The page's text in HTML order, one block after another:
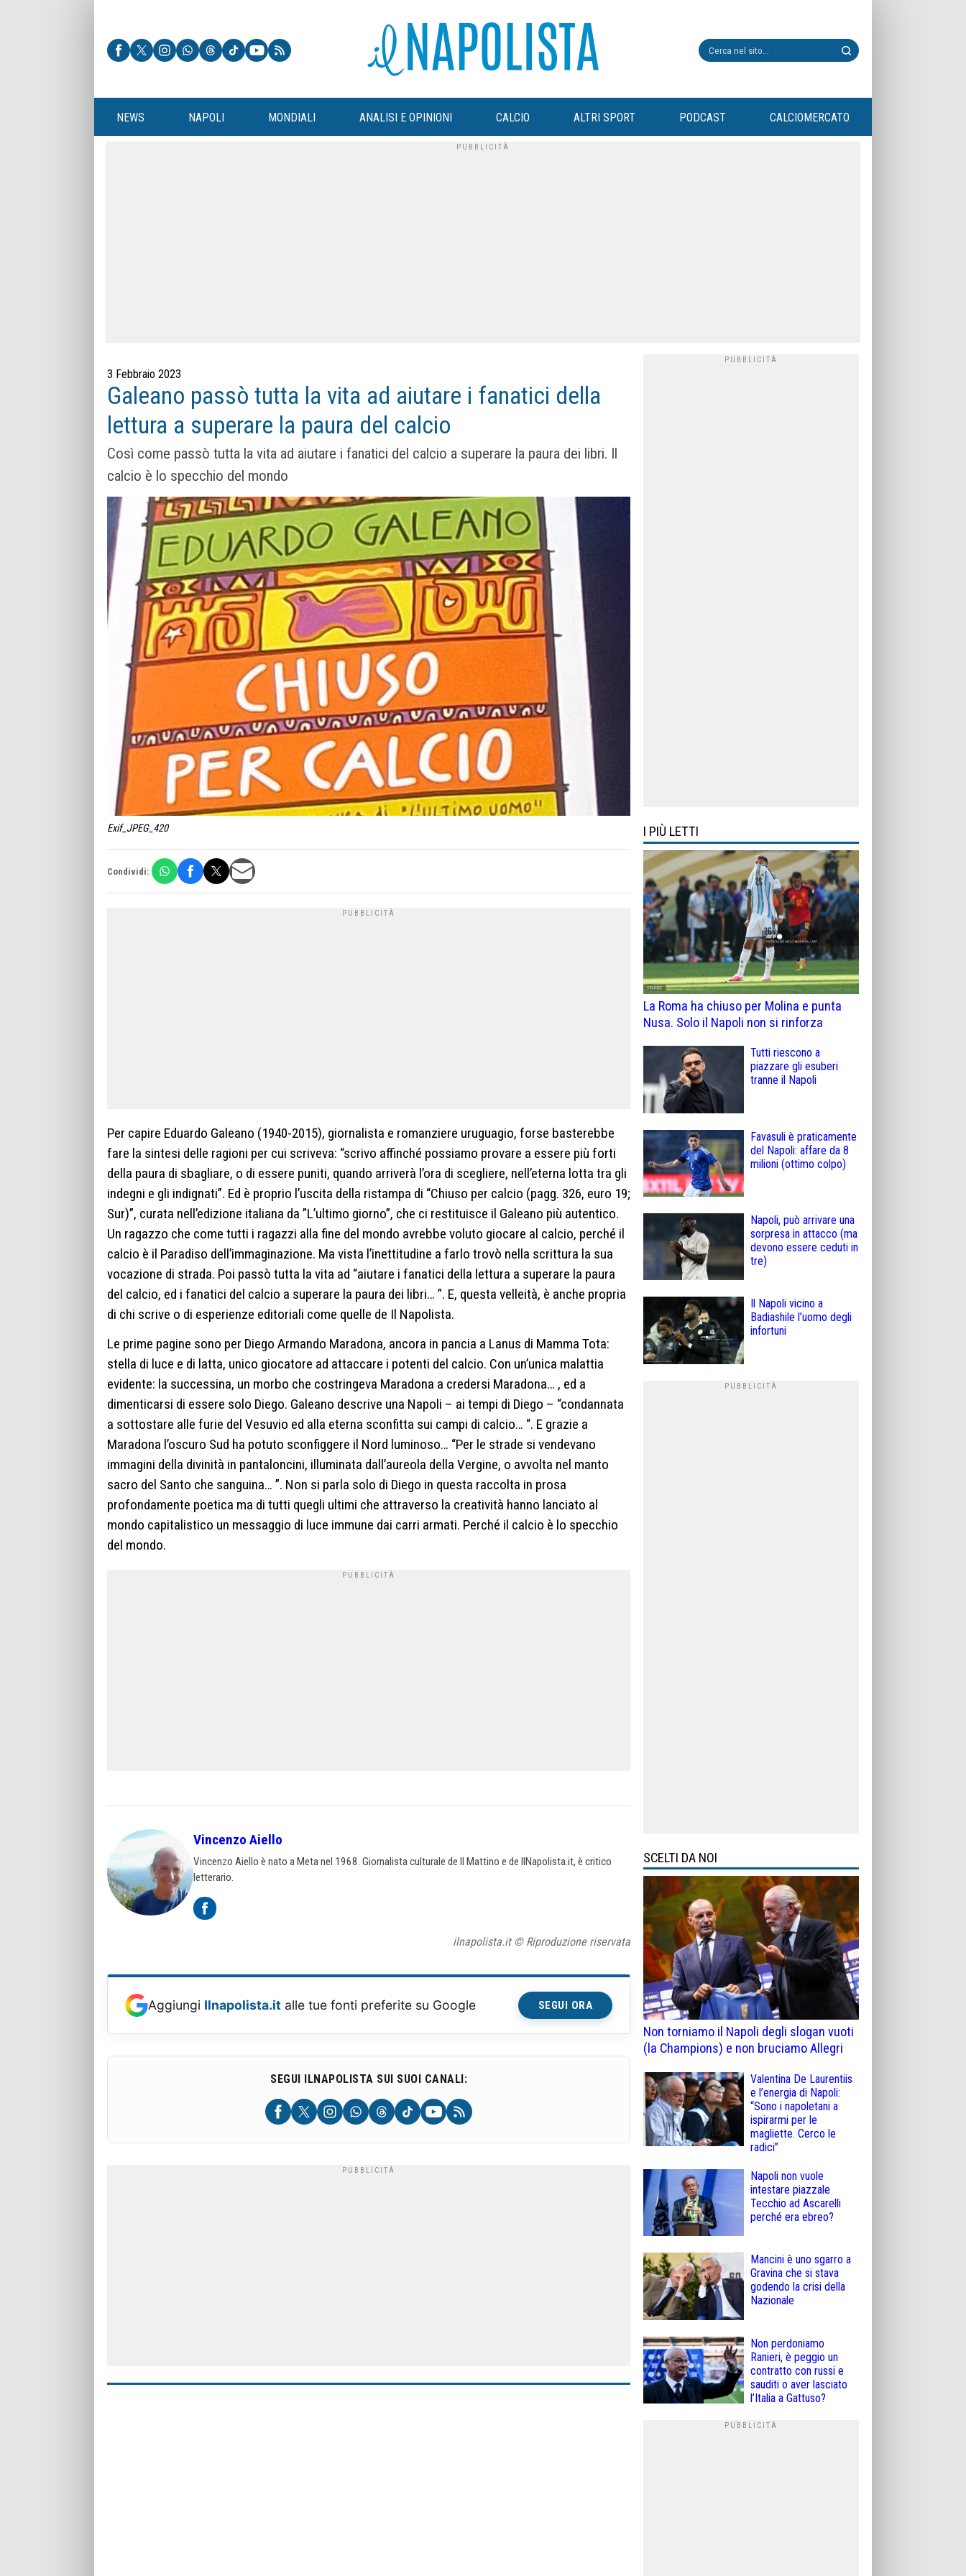
NEWS NAPOLI MONDIALI ANALISI E OPINIONI CALCIO ALTRI SPORT PODCAST CALCIOMERCATO
3 Febbraio 2023
Galeano passò tutta la vita ad aiutare i fanatici della
lettura a superare la paura del calcio
Così come passò tutta la vita ad aiutare i fanatici del calcio a superare la paura dei libri. Il
calcio è lo specchio del mondo
Exif_JPEG_420
Condividi:
Per capire Eduardo Galeano (1940-2015), giornalista e romanziere uruguagio, forse basterebbe
fare la sintesi delle ragioni per cui scriveva: “scrivo affinché possiamo provare a essere più forti
della paura di sbagliare, o di essere puniti, quando arriverà l’ora di scegliere, nell’eterna lotta tra gli
indegni e gli indignati”. Ed è proprio l’uscita della ristampa di “Chiuso per calcio (pagg. 326, euro 19;
Sur)”, curata nell’edizione italiana da ”L’ultimo giorno”, che ci restituisce il Galeano più autentico.
Un ragazzo che come tutti i ragazzi alla fine del mondo avrebbe voluto giocare al calcio, perché il
calcio è il Paradiso dell’immaginazione. Ma vista l’inettitudine a farlo trovò nella scrittura la sua
vocazione di strada. Poi passò tutta la vita ad “aiutare i fanatici della lettura a superare la paura
del calcio, ed i fanatici del calcio a superare la paura dei libri… ”. E, questa velleità, è anche propria
di chi scrive o di esperienze editoriali come quelle de Il Napolista.
Le prime pagine sono per Diego Armando Maradona, ancora in pancia a Lanus di Mamma Tota:
stella di luce e di latta, unico giocatore ad attaccare i potenti del calcio. Con un’unica malattia
evidente: la successina, un morbo che costringeva Maradona a credersi Maradona… , ed a
dimenticarsi di essere solo Diego. Galeano descrive una Napoli – ai tempi di Diego – “condannata
a sottostare alle furie del Vesuvio ed alla eterna sconfitta sui campi di calcio… “. E grazie a
Maradona l’oscuro Sud ha potuto sconfiggere il Nord luminoso… “Per le strade si vendevano
immagini della divinità in pantaloncini, illuminata dall’aureola della Vergine, o avvolta nel manto
sacro del Santo che sanguina… ”. Non si parla solo di Diego in questa raccolta in prosa
profondamente poetica ma di tutti quegli ultimi che attraverso la creatività hanno lanciato al
mondo capitalistico un messaggio di luce immune dai carri armati. Perché il calcio è lo specchio
del mondo.
Vincenzo Aiello
Vincenzo Aiello è nato a Meta nel 1968. Giornalista culturale de Il Mattino e de IlNapolista.it, è critico
letterario.
ilnapolista.it © Riproduzione riservata
Aggiungi Ilnapolista.it alle tue fonti preferite su Google SEGUI ORA
SEGUI ILNAPOLISTA SUI SUOI CANALI:
I PIÙ LETTI
La Roma ha chiuso per Molina e punta
Nusa. Solo il Napoli non si rinforza
Tutti riescono a
piazzare gli esuberi
tranne il Napoli
Favasuli è praticamente
del Napoli: affare da 8
milioni (ottimo colpo)
Napoli, può arrivare una
sorpresa in attacco (ma
devono essere ceduti in
tre)
Il Napoli vicino a
Badiashile l’uomo degli
infortuni
SCELTI DA NOI
Non torniamo il Napoli degli slogan vuoti
(la Champions) e non bruciamo Allegri
Valentina De Laurentiis
e l’energia di Napoli:
“Sono i napoletani a
ispirarmi per le
magliette. Cerco le
radici”
Napoli non vuole
intestare piazzale
Tecchio ad Ascarelli
perché era ebreo?
Mancini è uno sgarro a
Gravina che si stava
godendo la crisi della
Nazionale
Non perdoniamo
Ranieri, è peggio un
contratto con russi e
sauditi o aver lasciato
l’Italia a Gattuso?